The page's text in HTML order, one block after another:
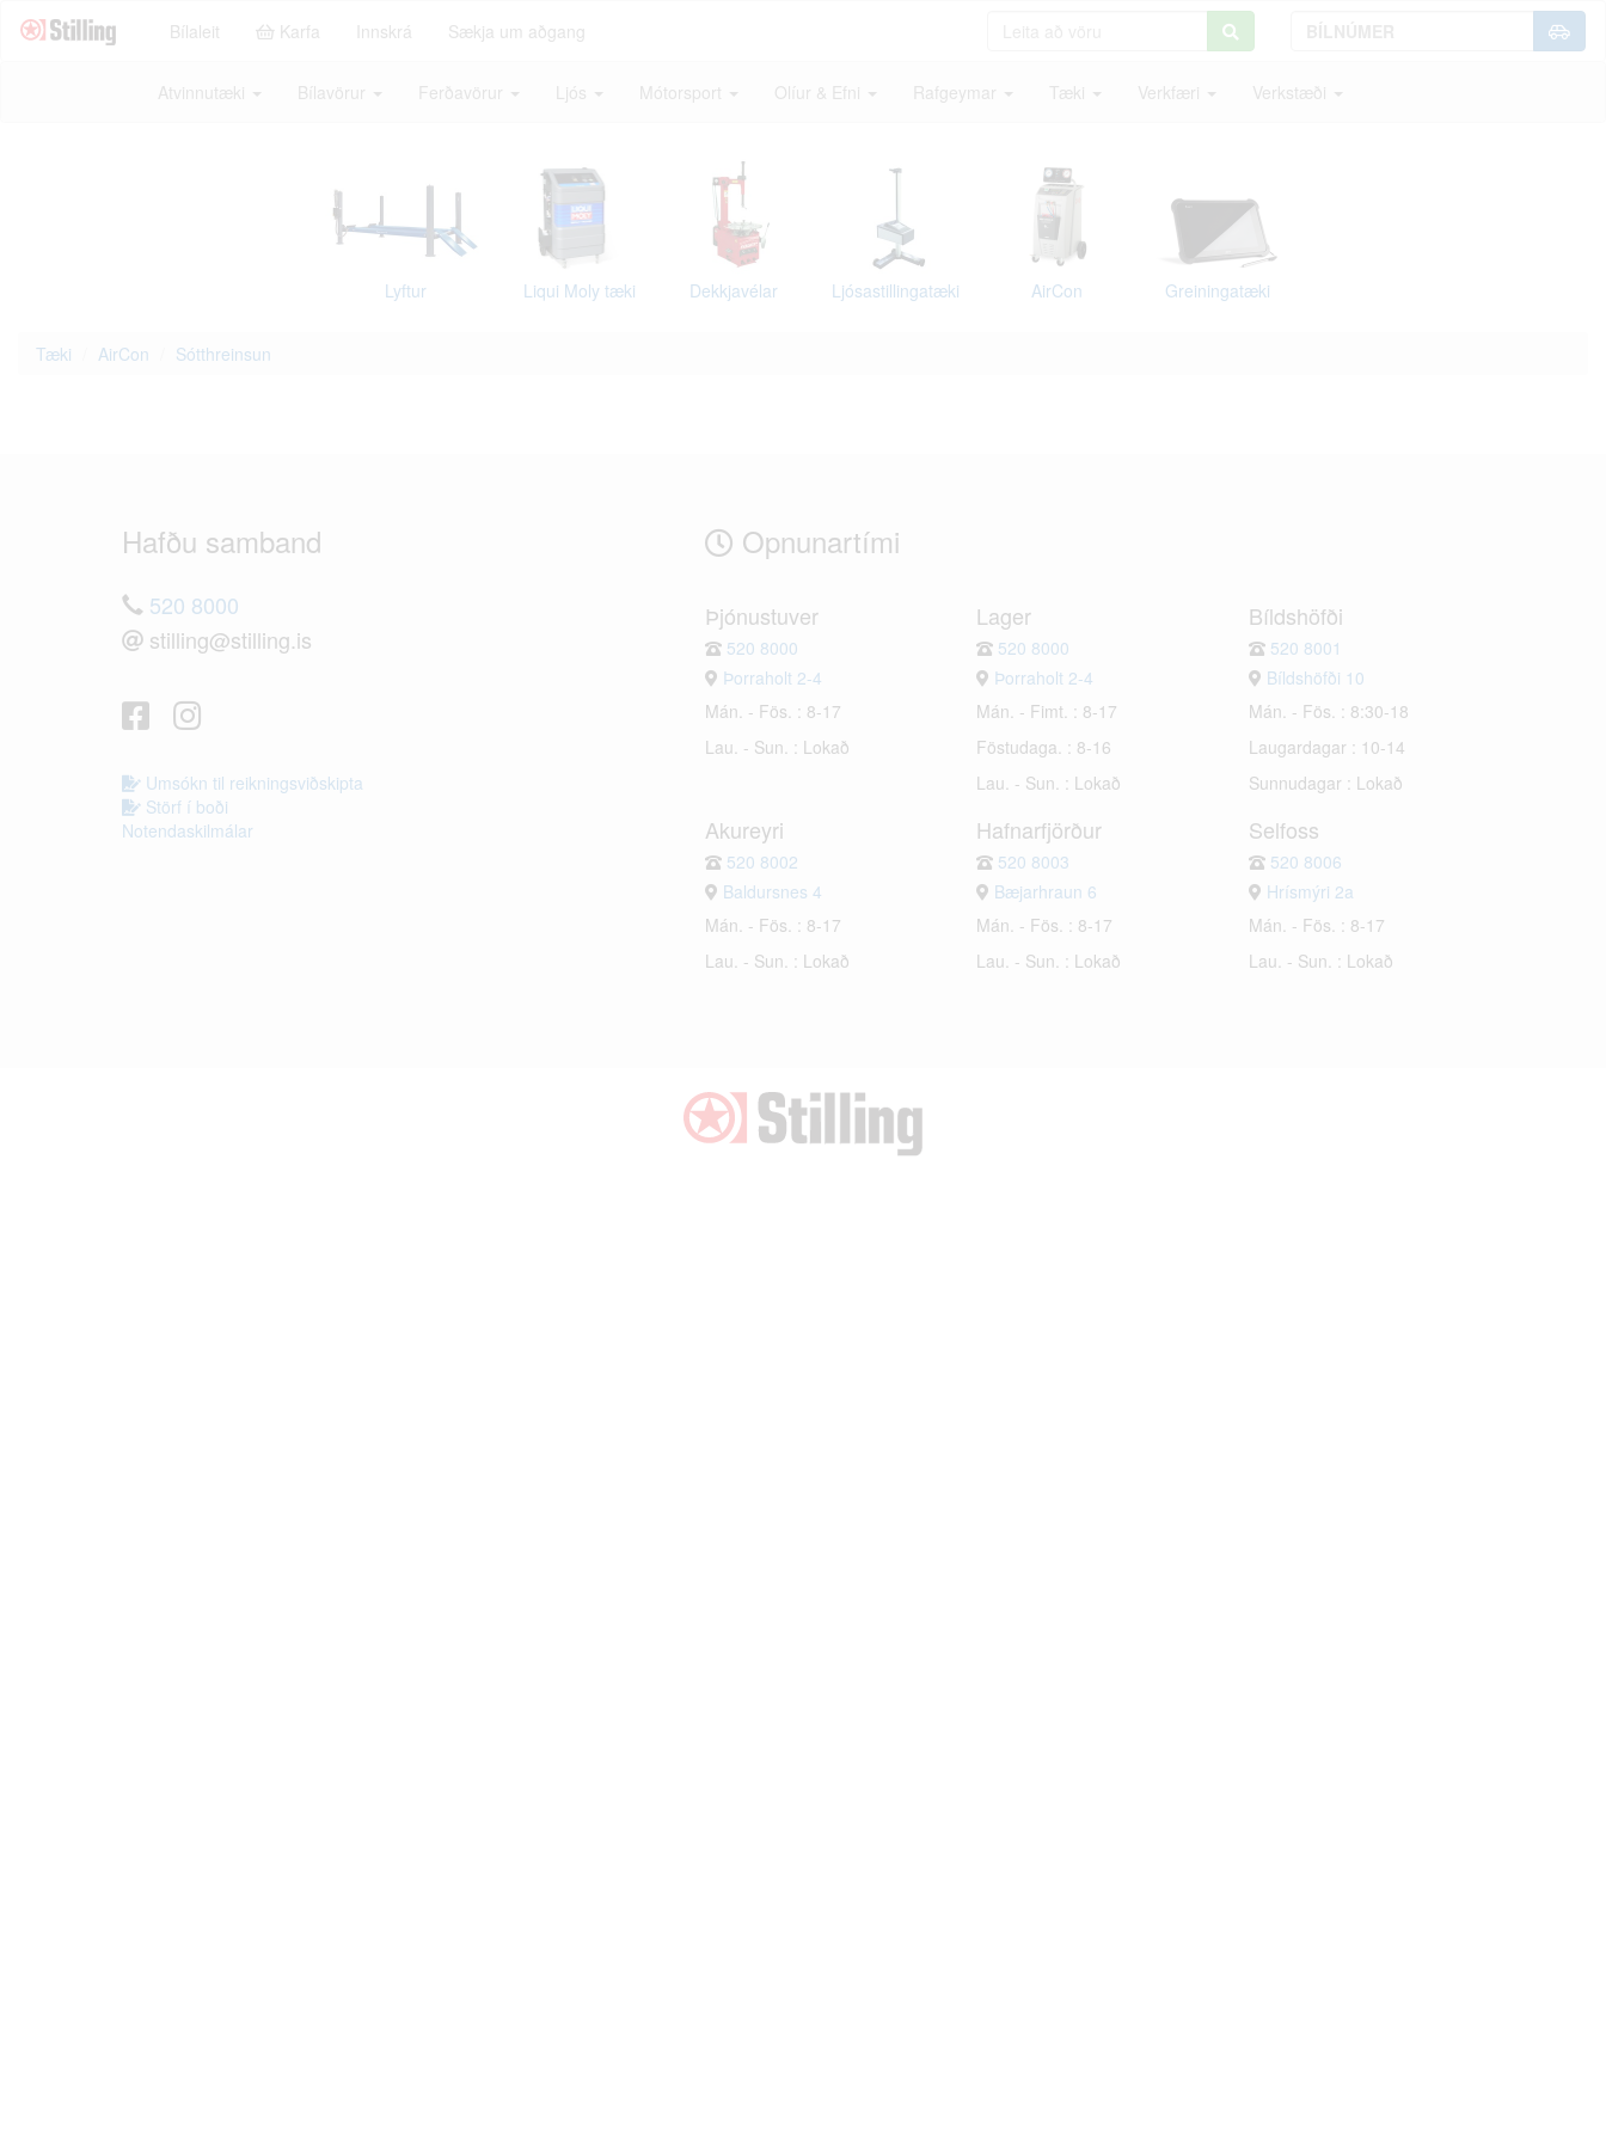
Bílaleit Karfa Innskrá Sækja um aðgang
Atvinnutæki Bílavörur Ferðavörur Ljós Mótorsport Olíur & Efni Rafgeymar Tæki Verkfæri Verkstæði
Lyftur Liqui Moly tæki Dekkjavélar Ljósastillingatæki AirCon Greiningatæki
Tæki AirCon Sótthreinsun
Hafðu samband
520 8000
stilling@stilling.is
Umsókn til reikningsviðskipta
Störf í boði
Notendaskilmálar
Opnunartími
Þjónustuver
520 8000
Þorraholt 2-4
Mán. - Fös. : 8-17
Lau. - Sun. : Lokað
Lager
520 8000
Þorraholt 2-4
Mán. - Fimt. : 8-17
Föstudaga. : 8-16
Lau. - Sun. : Lokað
Bíldshöfði
520 8001
Bíldshöfði 10
Mán. - Fös. : 8:30-18
Laugardagar : 10-14
Sunnudagar : Lokað
Akureyri
520 8002
Baldursnes 4
Mán. - Fös. : 8-17
Lau. - Sun. : Lokað
Hafnarfjörður
520 8003
Bæjarhraun 6
Mán. - Fös. : 8-17
Lau. - Sun. : Lokað
Selfoss
520 8006
Hrísmýri 2a
Mán. - Fös. : 8-17
Lau. - Sun. : Lokað